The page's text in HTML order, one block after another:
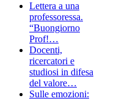
Lettera a una
professoressa.
“Buongiorno
Prof!…
Docenti,
ricercatori e
studiosi in difesa
del valore…
Sulle emozioni: